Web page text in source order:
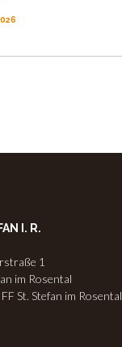
I. R.
1
im Rosental
St. Stefan im Rosental